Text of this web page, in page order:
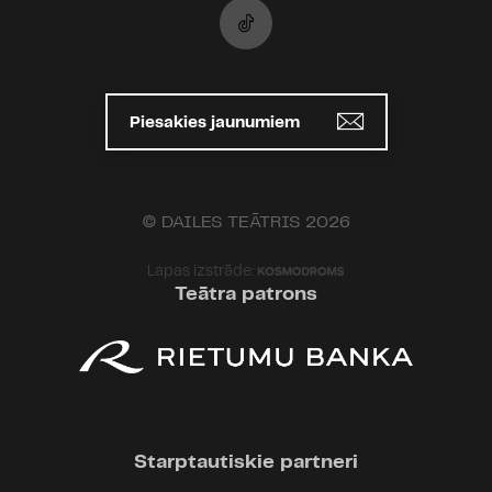
Piesakies jaunumiem
© DAILES TEĀTRIS 2026
Lapas izstrāde:
Teātra patrons
Starptautiskie partneri